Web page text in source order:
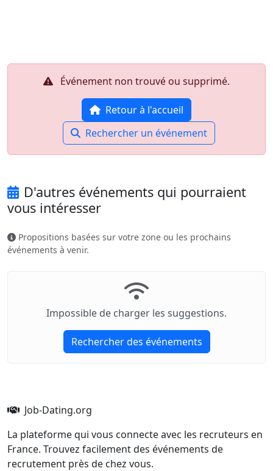
Événement non trouvé ou supprimé.
Retour à l'accueil
Rechercher un événement
D'autres événements qui pourraient
vous intéresser
Propositions basées sur votre zone ou les prochains
événements à venir.
Impossible de charger les suggestions.
Rechercher des événements
Job-Dating.org
La plateforme qui vous connecte avec les recruteurs en
France. Trouvez facilement des événements de
recrutement près de chez vous.